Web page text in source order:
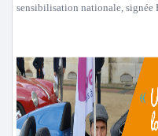
sensibilisation nationale, signée